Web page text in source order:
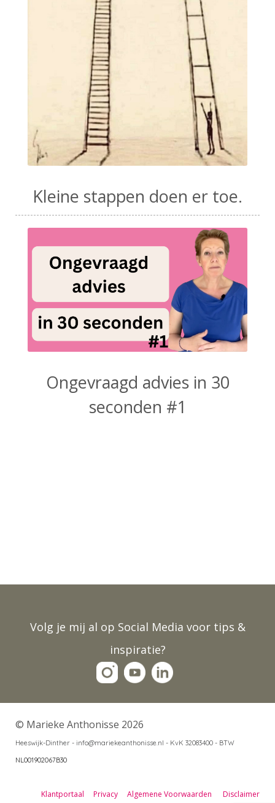
Kleine stappen doen er toe.
Ongevraagd advies in 30
seconden #1
Volg je mij al op Social Media voor tips &
inspiratie?
© Marieke Anthonisse 2026
Heeswijk-Dinther - info@mariekeanthonisse.nl - KvK 32083400 - BTW
NL001902067B30
Klantportaal Privacy Algemene Voorwaarden Disclaimer